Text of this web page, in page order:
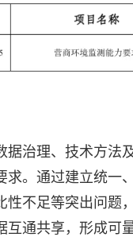
据治理、技术方法
求。通过建立统一
性不足等突出问题
互通共享，形成可